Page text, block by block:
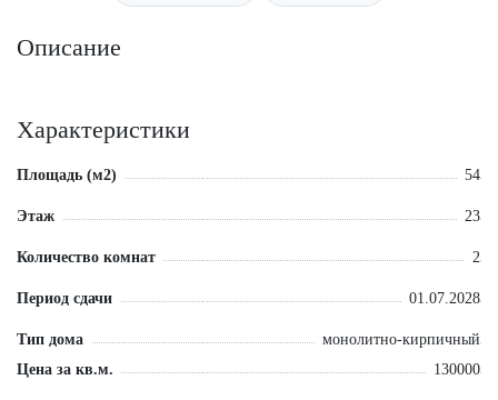
Описание
Характеристики
Площадь (м2) 54
Этаж 23
Количество комнат 2
Период сдачи 01.07.2028
Тип дома
монолитно-кирпичный
Цена за кв.м.
130000